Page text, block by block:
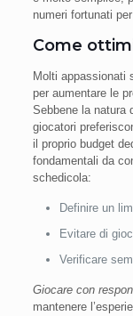
numeri fortunati
Come
Molti appassionati
per aumentare le
Sebbene la natura
giocatori
il proprio budget
fondamentali da
schedicola:
Definire un
Evitare di
Verificare
Giocare con
mantenere